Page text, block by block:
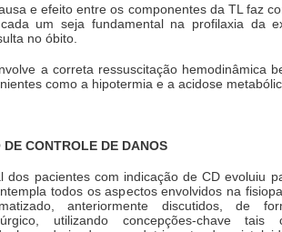
e efeito entre os componentes da TL faz
um seja fundamental na profilaxia da
no óbito.
a correta ressuscitação hemodinâmica
como a hipotermia e a acidose
DE CONTROLE DE DANOS
dos pacientes com indicação de CD evoluiu
todos os aspectos envolvidos na
anteriormente discutidos, de
utilizando concepções-chave tais